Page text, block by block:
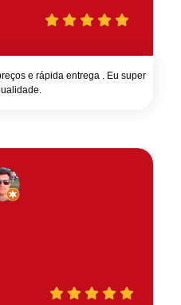
e rápida entrega . Eu super